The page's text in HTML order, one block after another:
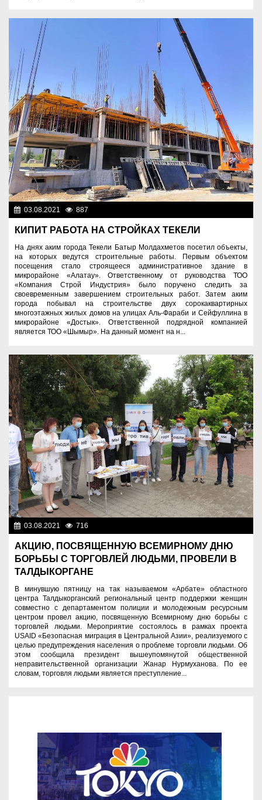
03.08.2021 887
КИПИТ РАБОТА НА СТРОЙКАХ ТЕКЕЛИ
На днях аким города Текели Батыр Молдахметов посетил объекты,
на которых ведутся строительные работы. Первым объектом
посещения стало строящееся административное здание в
микрорайоне «Алатау». Ответственному от руководства ТОО
«Компания Строй Индустрия» было поручено следить за
своевременным завершением строительных работ. Затем аким
города побывал на строительстве двух сорокаквартирных
многоэтажных жилых домов на улицах Аль-Фараби и Сейфуллина в
микрорайоне «Достык». Ответственной подрядной компанией
является ТОО «Шымыр». На данный момент на н...
03.08.2021 716
АКЦИЮ, ПОСВЯЩЕННУЮ ВСЕМИРНОМУ ДНЮ
БОРЬБЫ С ТОРГОВЛЕЙ ЛЮДЬМИ, ПРОВЕЛИ В
ТАЛДЫКОРГАНЕ
В минувшую пятницу на так называемом «Арбате» областного
центра Талдыкорганский региональный центр поддержки женщин
совместно с департаментом полиции и молодежным ресурсным
центром провел акцию, посвященную Всемирному дню борьбы с
торговлей людьми. Мероприятие состоялось в рамках проекта
USAID «Безопасная миграция в Центральной Азии», реализуемого с
целью предупреждения населения о проблеме торговли людьми. Об
этом сообщила президент вышеупомянутой общественной
неправительственной организации Жанар Нурмуханова. По ее
словам, торговля людьми является преступление...